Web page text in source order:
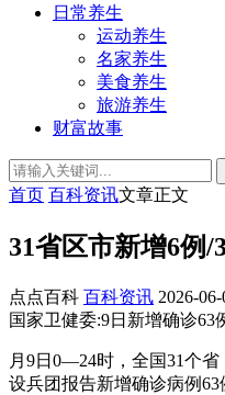
日常养生
运动养生
名家养生
美食养生
旅游养生
财富故事
首页 百科资讯文章正文
31省区市新增6例/
点点百科 百科资讯 2026-
国家卫健委:9日新增确诊63
月9日0—24时，全国31个
设兵团报告新增确诊病例